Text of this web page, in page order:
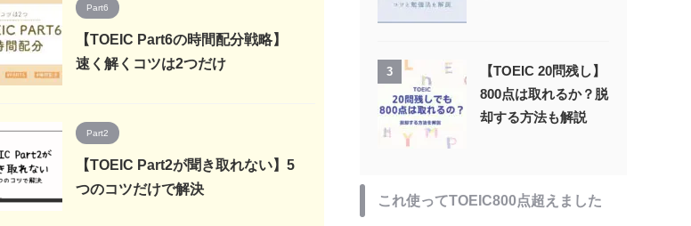
Part6
【TOEIC Part6の時間配分戦略】
速く解くコツは2つだけ
Part2
【TOEIC Part2が聞き取れない】5
つのコツだけで解決
3
【TOEIC 20問残し】
800点は取れるか？脱
却する方法も解説
これ使ってTOEIC800点超えました